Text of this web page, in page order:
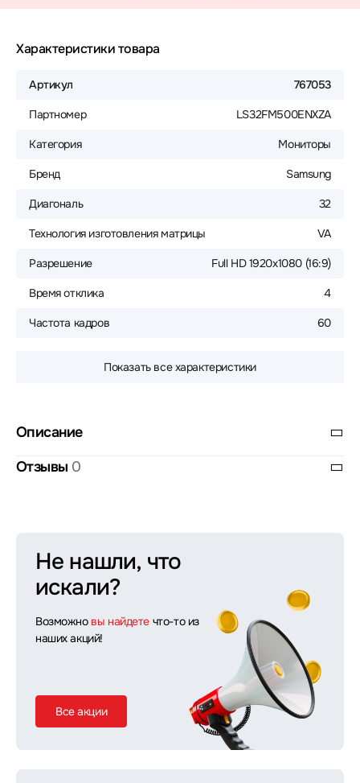
Характеристики товара
Артикул 767053
Партномер LS32FM500ENXZA
Категория Мониторы
Бренд Samsung
Диагональ 32
Технология изготовления матрицы VA
Разрешение Full HD 1920x1080 (16:9)
Время отклика 4
Частота кадров 60
Показать все характеристики
Описание
Отзывы 0
Не нашли, что
искали?
Возможно вы найдете что-то из
наших акций!
Все акции